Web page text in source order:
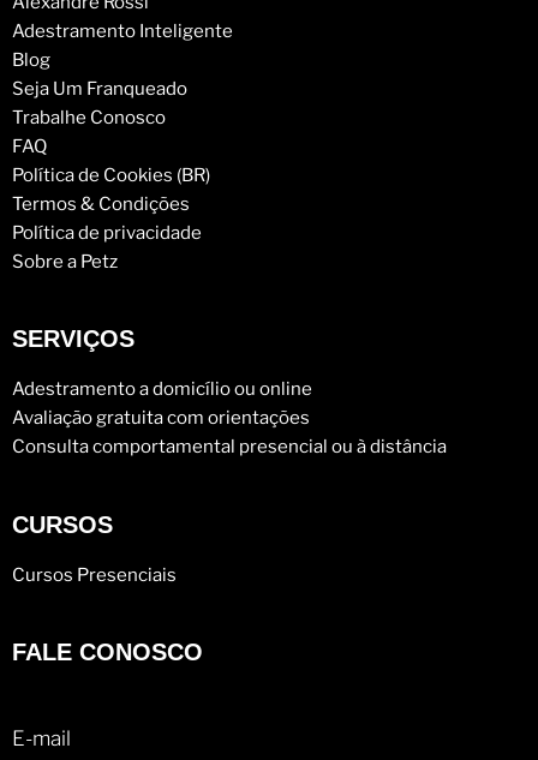
Adestramento Inteligente
Blog
Seja Um Franqueado
Trabalhe Conosco
FAQ
Política de Cookies (BR)
Termos & Condições
Política de privacidade
Sobre a Petz
SERVIÇOS
Adestramento a domicílio ou online
Avaliação gratuita com orientações
Consulta comportamental presencial ou à distância
CURSOS
Cursos Presenciais
FALE CONOSCO
E-mail